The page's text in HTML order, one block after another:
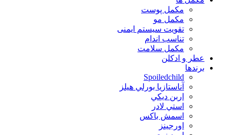
مکمل پوست
مکمل مو
تقویت سیستم ایمنی
تناسب اندام
مکمل سلامت
عطر و ادکلن
برندها
Spoiledchild
آناستازيا بورلي هيلز
اربن ديكي
استي لادر
اسمش باكس
اورجينز